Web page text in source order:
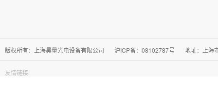
版权所有：上海昊量光电设备有限公司 沪ICP备：08102787号 地址：上海
友情链接: